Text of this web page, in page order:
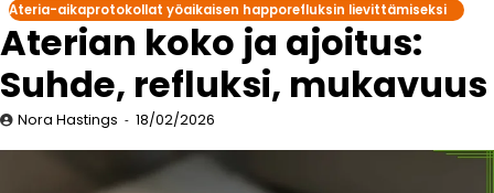
Ateria-aikaprotokollat yöaikaisen happorefluksin lievittämiseksi
Aterian koko ja ajoitus:
Suhde, refluksi, mukavuus
Nora Hastings 18/02/2026